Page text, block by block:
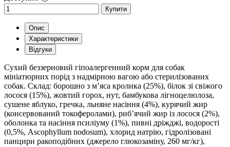
Купити
Опис
Характеристики
Відгуки
Сухий беззерновий гіпоалергенний корм для собак
мініатюрних порід з надмірною вагою або стерилізованих
собак. Склад: борошно з м’яса кролика (25%), білок зі свіжого
лосося (15%), жовтий горох, нут, бамбукова лігноцелюлоза,
сушене яблуко, гречка, льняне насіння (4%), курячий жир
(консервований токоферолами), риб’ячий жир із лосося (2%),
оболонка та насіння псиліуму (1%), пивні дріжджі, водорості
(0,5%, Ascophyllum nodosum), хлорид натрію, гідролізовані
панцири ракоподібних (джерело глюкозаміну, 260 мг/кг),